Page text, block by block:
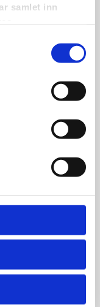
samlet inn
5, må
satt til 25 år og
leieperioden.
og